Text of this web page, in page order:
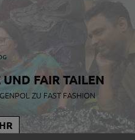
FAIR TAILEN
ZU FAST FASHION